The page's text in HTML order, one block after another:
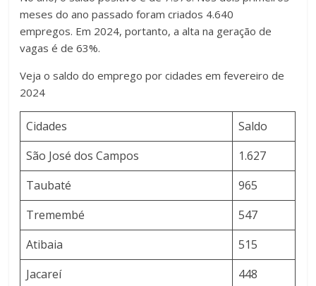
meses do ano passado foram criados 4.640
empregos. Em 2024, portanto, a alta na geração de
vagas é de 63%.
Veja o saldo do emprego por cidades em fevereiro de
2024
Cidades
Saldo
São José dos Campos
1.627
Taubaté
965
Tremembé
547
Atibaia
515
Jacareí
448